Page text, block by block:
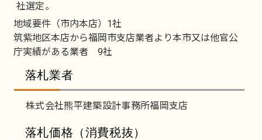
社選定。
地域要件（市内本店）1社
筑紫地区本店から福岡市支店業者より本市又は他官公
庁実績がある業者 9社
落札業者
株式会社熊平建築設計事務所福岡支店
落札価格（消費税抜）